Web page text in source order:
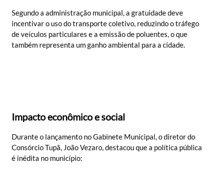
Segundo a administração municipal, a gratuidade deve
incentivar o uso do transporte coletivo, reduzindo o tráfego
de veículos particulares e a emissão de poluentes, o que
também representa um ganho ambiental para a cidade.
Impacto econômico e social
Durante o lançamento no Gabinete Municipal, o diretor do
Consórcio Tupã, João Vezaro, destacou que a política pública
é inédita no município: